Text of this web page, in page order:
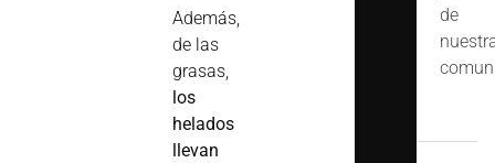
Además,
de las
grasas,
los
helados
llevan
de